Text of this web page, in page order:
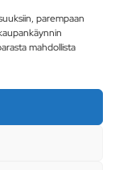
parempaan
mahdollista